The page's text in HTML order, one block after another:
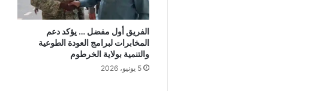
الفريق أول مفضل … يؤكد دعم
المخابرات لبرامج العودة الطوعية
والتنمية بولاية الخرطوم
5 يونيو، 2026